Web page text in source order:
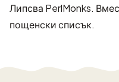
Липсва PerlMonks.
пощенски списък.